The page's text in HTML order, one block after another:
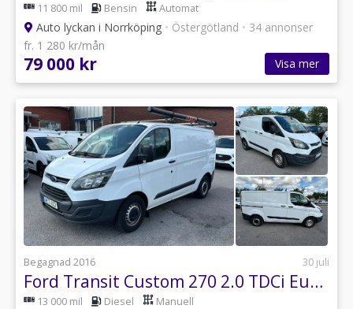
11 800 mil Bensin Automat
Auto lyckan i Norrköping • Östergötland • 34 annonser
fr. 1 280 kr/mån
79 000 kr Visa mer
Begagnad 2016 30 juli
Ford Transit Custom 270 2.0 TDCi Euro 6 / Leasebar
13 000 mil Diesel Manuell